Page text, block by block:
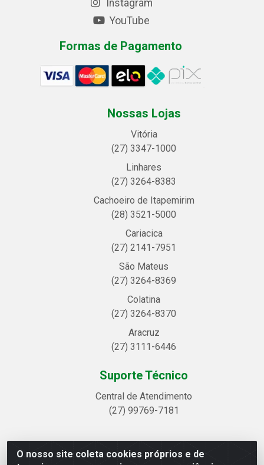
O nosso site coleta cookies próprios e de
Instagram
YouTube
Formas de Pagamento
Nossas Lojas
Vitória
(27) 3347-1000
Linhares
(27) 3264-8383
Cachoeiro de Itapemirim
(28) 3521-5000
Cariacica
(27) 2141-7951
São Mateus
(27) 3264-8369
Colatina
(27) 3264-8370
Aracruz
(27) 3111-6446
Suporte Técnico
Central de Atendimento
(27) 99769-7181
Linhavix Distribuidora LTDA - Avenida Alegre, 2521 -